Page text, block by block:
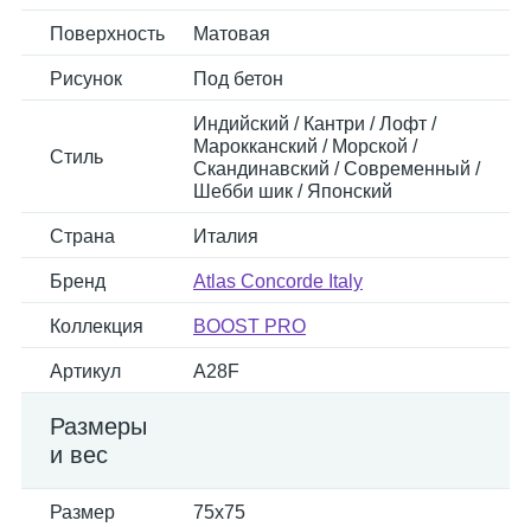
Поверхность Матовая
Рисунок Под бетон
Стиль
Индийский / Кантри / Лофт /
Марокканский / Морской /
Скандинавский / Современный /
Шебби шик / Японский
Страна Италия
Бренд Atlas Concorde Italy
Коллекция BOOST PRO
Артикул A28F
Размеры
и вес
Размер 75x75